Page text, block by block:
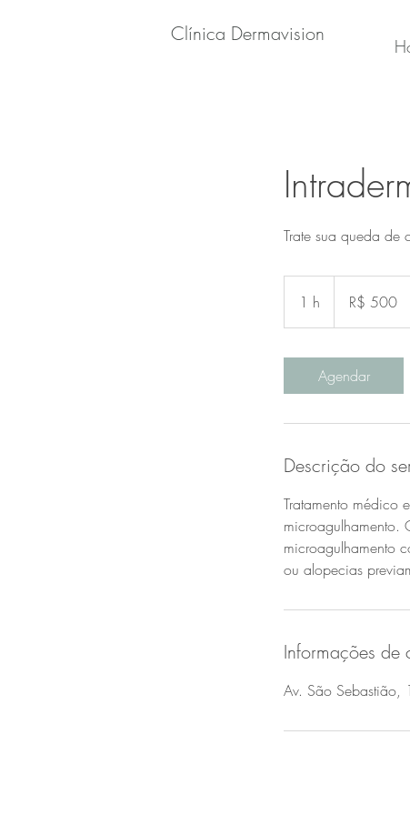
Clínica Dermavision
Trate sua queda de
1 h
brasileiros
R$ 500
Agendar
Descrição do
Tratamento médico
microagulhamento.
microagulhamento
ou alopecias
Informações de
Av. São Sebastião,